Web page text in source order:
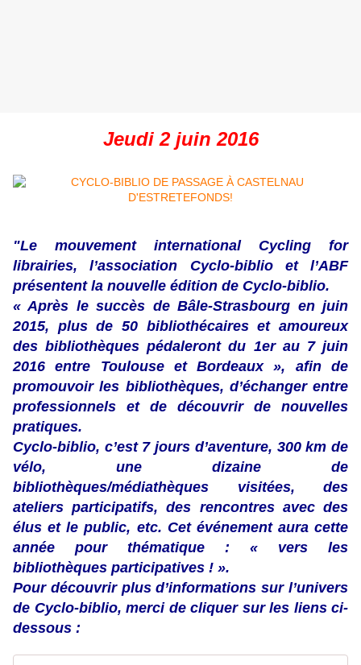
Jeudi 2 juin 2016
"Le mouvement international Cycling for
librairies, l’association Cyclo-biblio et l’ABF
présentent la nouvelle édition de Cyclo-biblio.
« Après le succès de Bâle-Strasbourg en juin
2015, plus de 50 bibliothécaires et amoureux
des bibliothèques pédaleront du 1er au 7 juin
2016 entre Toulouse et Bordeaux », afin de
promouvoir les bibliothèques, d’échanger entre
professionnels et de découvrir de nouvelles
pratiques.
Cyclo-biblio, c’est 7 jours d’aventure, 300 km de
vélo, une dizaine de
bibliothèques/médiathèques visitées, des
ateliers participatifs, des rencontres avec des
élus et le public, etc. Cet événement aura cette
année pour thématique : « vers les
bibliothèques participatives ! ».
Pour découvrir plus d’informations sur l’univers
de Cyclo-biblio, merci de cliquer sur les liens ci-
dessous :